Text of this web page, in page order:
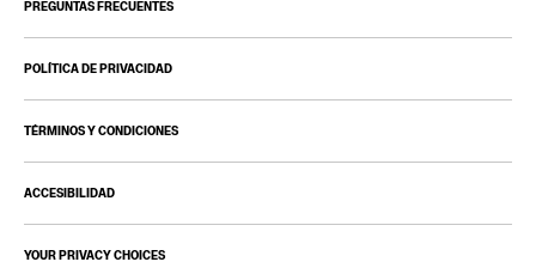
PREGUNTAS FRECUENTES
POLÍTICA DE PRIVACIDAD
TÉRMINOS Y CONDICIONES
ACCESIBILIDAD
YOUR PRIVACY CHOICES